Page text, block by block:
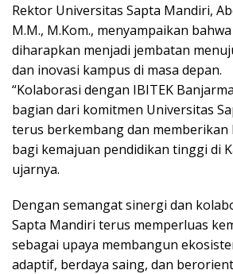
Rektor Universitas Sapta Mandiri,
M.M., M.Kom., menyampaikan
diharapkan menjadi jembatan
dan inovasi kampus di masa depan.
“Kolaborasi dengan IBITEK
bagian dari komitmen Universitas
terus berkembang dan
bagi kemajuan pendidikan tinggi di
ujarnya.
Dengan semangat sinergi dan
Sapta Mandiri terus memperluas
sebagai upaya membangun
adaptif, berdaya saing, dan